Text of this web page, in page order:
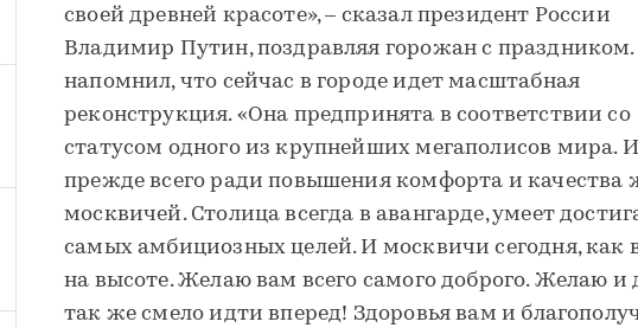
своей древней красоте», – сказал президент России
Владимир Путин, поздравляя горожан с
напомнил, что сейчас в городе идет масштабная
реконструкция. «Она предпринята в соответствии со
статусом одного из крупнейших мегаполисов мира. И
прежде всего ради повышения комфорта и качества
москвичей. Столица всегда в авангарде, умеет
самых амбициозных целей. И москвичи сегодня, как
на высоте. Желаю вам всего самого доброго. Желаю и
так же смело идти вперед! Здоровья вам и